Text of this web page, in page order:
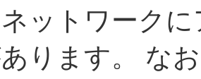
ットワーク
ります。 な